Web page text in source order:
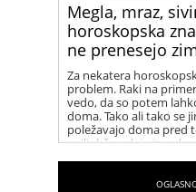
Megla, mraz,
horoskopska
ne prenesejo
Za nekatera
problem. Raki na
vedo, da so potem
doma. Tako ali tako se
poležavajo doma pred
najljubšo odejo in s